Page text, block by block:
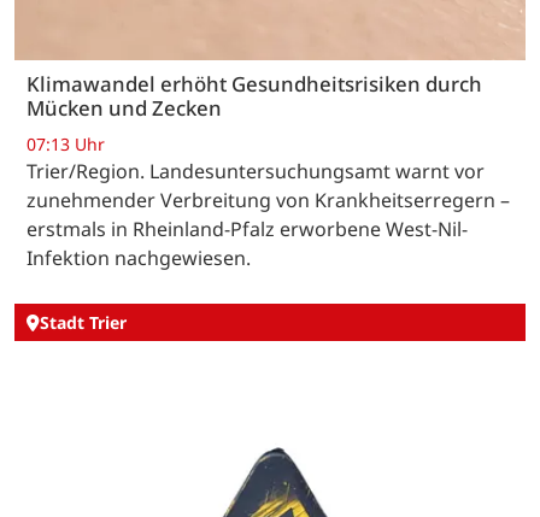
Klimawandel erhöht Gesundheitsrisiken durch
Mücken und Zecken
07:13 Uhr
Trier/Region. Landesuntersuchungsamt warnt vor
zunehmender Verbreitung von Krankheitserregern –
erstmals in Rheinland-Pfalz erworbene West-Nil-
Infektion nachgewiesen.
Stadt Trier